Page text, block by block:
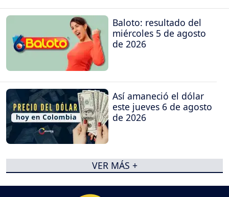
Baloto: resultado del
miércoles 5 de agosto
de 2026
Así amaneció el dólar
este jueves 6 de agosto
de 2026
VER MÁS +